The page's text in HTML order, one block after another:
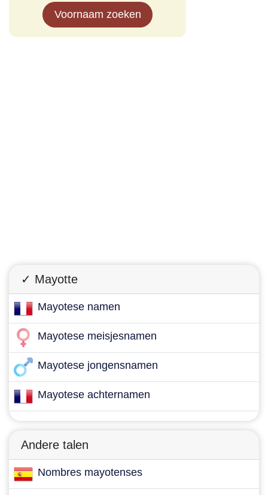
Voornaam zoeken
✓ Mayotte
Mayotese namen
Mayotese meisjesnamen
Mayotese jongensnamen
Mayotese achternamen
Andere talen
Nombres mayotenses